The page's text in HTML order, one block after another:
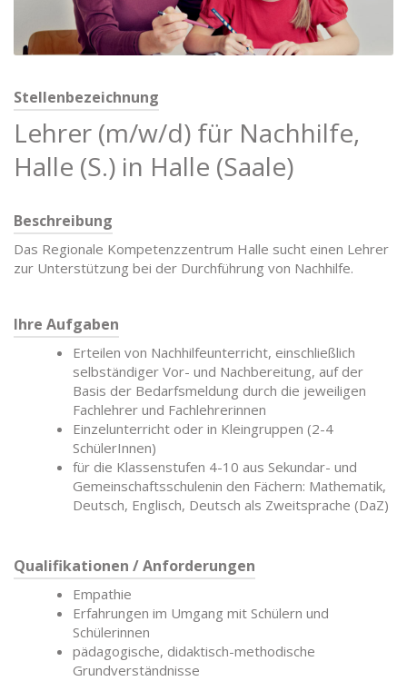
Stellenbezeichnung
Lehrer (m/w/d) für Nachhilfe,
Halle (S.) in Halle (Saale)
Beschreibung
Das Regionale Kompetenzzentrum Halle sucht einen Lehrer
zur Unterstützung bei der Durchführung von Nachhilfe.
Ihre Aufgaben
Erteilen von Nachhilfeunterricht, einschließlich
selbständiger Vor- und Nachbereitung, auf der
Basis der Bedarfsmeldung durch die jeweiligen
Fachlehrer und Fachlehrerinnen
Einzelunterricht oder in Kleingruppen (2-4
SchülerInnen)
für die Klassenstufen 4-10 aus Sekundar- und
Gemeinschaftsschulenin den Fächern: Mathematik,
Deutsch, Englisch, Deutsch als Zweitsprache (DaZ)
Qualifikationen / Anforderungen
Empathie
Erfahrungen im Umgang mit Schülern und
Schülerinnen
pädagogische, didaktisch-methodische
Grundverständnisse